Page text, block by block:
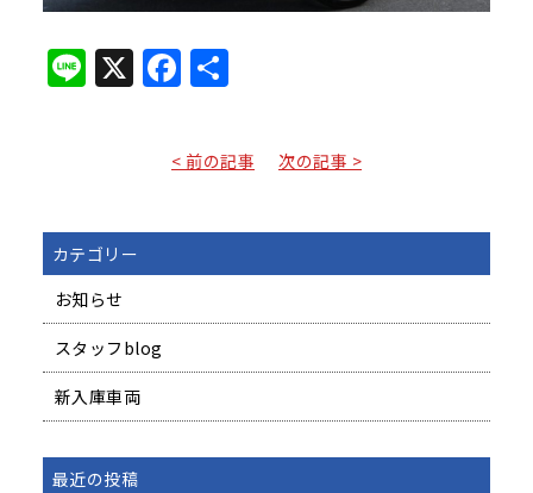
Line
X Facebook
共
< 前の記事 次の記事 >
カテゴリー
お知らせ
スタッフblog
新入庫車両
最近の投稿